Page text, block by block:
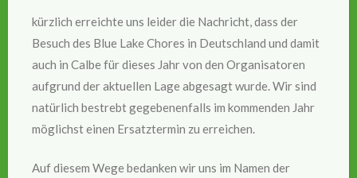
kürzlich erreichte uns leider die Nachricht, dass der
Besuch des Blue Lake Chores in Deutschland und damit
auch in Calbe für dieses Jahr von den Organisatoren
aufgrund der aktuellen Lage abgesagt wurde. Wir sind
natürlich bestrebt gegebenenfalls im kommenden Jahr
möglichst einen Ersatztermin zu erreichen.
Auf diesem Wege bedanken wir uns im Namen der